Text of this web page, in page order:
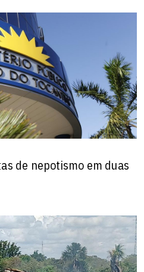
de nepotismo em duas